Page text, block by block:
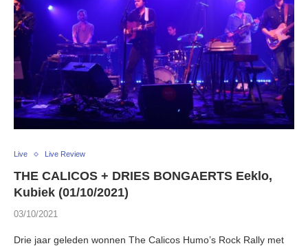
Live Live Review
THE CALICOS + DRIES BONGAERTS Eeklo,
Kubiek (01/10/2021)
03/10/2021
Drie jaar geleden wonnen The Calicos Humo’s Rock Rally met